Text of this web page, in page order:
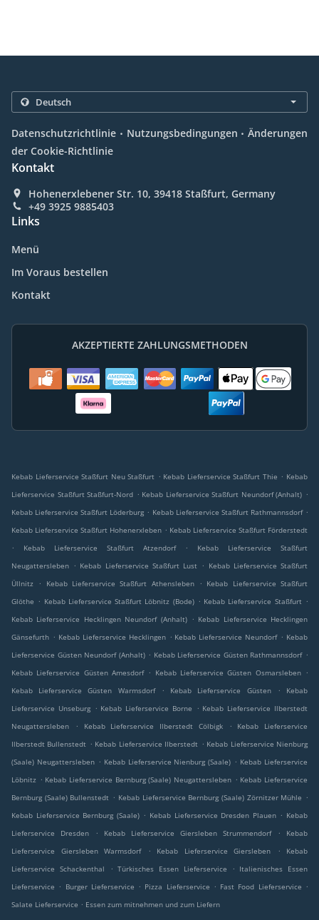
Datenschutzrichtlinie . Nutzungsbedingungen . Änderungen
der Cookie-Richtlinie
Kontakt
Hohenerxlebener Str. 10, 39418 Staßfurt, Germany
+49 3925 9885403
Links
Menü
Im Voraus bestellen
Kontakt
AKZEPTIERTE ZAHLUNGSMETHODEN
Kebab Lieferservice Staßfurt Neu Staßfurt . Kebab Lieferservice Staßfurt Thie . Kebab
Lieferservice Staßfurt Staßfurt-Nord . Kebab Lieferservice Staßfurt Neundorf (Anhalt) .
Kebab Lieferservice Staßfurt Löderburg . Kebab Lieferservice Staßfurt Rathmannsdorf .
Kebab Lieferservice Staßfurt Hohenerxleben . Kebab Lieferservice Staßfurt Förderstedt
.
Kebab Lieferservice Staßfurt Atzendorf .
Kebab Lieferservice Staßfurt
Neugattersleben . Kebab Lieferservice Staßfurt Lust . Kebab Lieferservice Staßfurt
Üllnitz
. Kebab Lieferservice Staßfurt Athensleben . Kebab Lieferservice Staßfurt
Glöthe . Kebab Lieferservice Staßfurt Löbnitz (Bode) . Kebab Lieferservice Staßfurt .
Kebab Lieferservice Hecklingen Neundorf (Anhalt)
. Kebab Lieferservice Hecklingen
Gänsefurth . Kebab Lieferservice Hecklingen . Kebab Lieferservice Neundorf . Kebab
Lieferservice Güsten Neundorf (Anhalt) . Kebab Lieferservice Güsten Rathmannsdorf .
Kebab Lieferservice Güsten Amesdorf . Kebab Lieferservice Güsten Osmarsleben .
Kebab Lieferservice Güsten Warmsdorf
. Kebab Lieferservice Güsten .
Kebab
Lieferservice Unseburg . Kebab Lieferservice Borne . Kebab Lieferservice Ilberstedt
Neugattersleben
. Kebab Lieferservice Ilberstedt Cölbigk .
Kebab Lieferservice
Ilberstedt Bullenstedt . Kebab Lieferservice Ilberstedt . Kebab Lieferservice Nienburg
(Saale) Neugattersleben . Kebab Lieferservice Nienburg (Saale) . Kebab Lieferservice
Löbnitz . Kebab Lieferservice Bernburg (Saale) Neugattersleben . Kebab Lieferservice
Bernburg (Saale) Bullenstedt . Kebab Lieferservice Bernburg (Saale) Zörnitzer Mühle .
Kebab Lieferservice Bernburg (Saale) . Kebab Lieferservice Dresden Plauen . Kebab
Lieferservice Dresden
. Kebab Lieferservice Giersleben Strummendorf .
Kebab
Lieferservice Giersleben Warmsdorf
. Kebab Lieferservice Giersleben .
Kebab
Lieferservice Schackenthal
. Türkisches Essen Lieferservice . Italienisches Essen
Lieferservice . Burger Lieferservice . Pizza Lieferservice . Fast Food Lieferservice .
Salate Lieferservice . Essen zum mitnehmen und zum Liefern